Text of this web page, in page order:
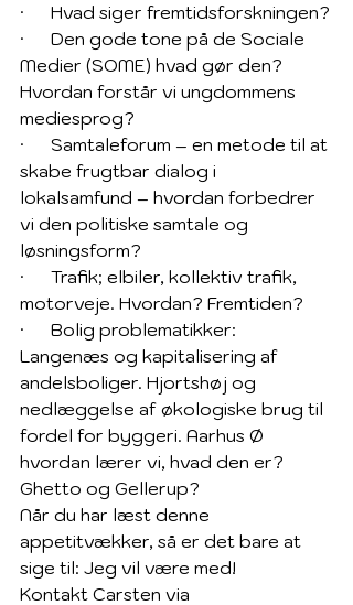
·      Hvad siger fremtidsforskningen?
·      Den gode tone på de Sociale
Medier (SOME) hvad gør den?
Hvordan forstår vi ungdommens
mediesprog?
·      Samtaleforum – en metode til at
skabe frugtbar dialog i
lokalsamfund – hvordan forbedrer
vi den politiske samtale og
løsningsform?
·      Trafik; elbiler, kollektiv trafik,
motorveje. Hvordan? Fremtiden?
·      Bolig problematikker:
Langenæs og kapitalisering af
andelsboliger. Hjortshøj og
nedlæggelse af økologiske brug til
fordel for byggeri. Aarhus Ø
hvordan lærer vi, hvad den er?
Ghetto og Gellerup?
Når du har læst denne
appetitvækker, så er det bare at
sige til: Jeg vil være med!
Kontakt Carsten via